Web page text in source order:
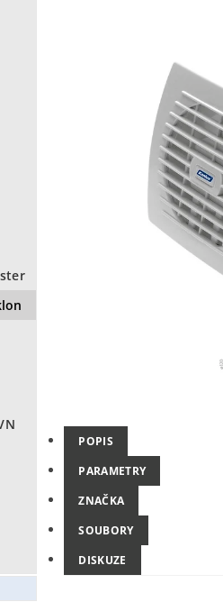
POPIS
PARAMETRY
ZNAČKA
SOUBORY
DISKUZE